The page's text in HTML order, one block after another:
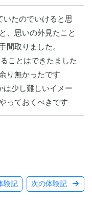
たのでいけると思
、思いの外見たこと
間取りました。
ことはできたました
り無かったです
少し難しいイメー
験記 次の体験記